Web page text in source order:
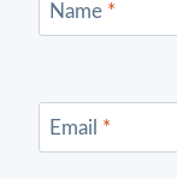
Name *
Email *